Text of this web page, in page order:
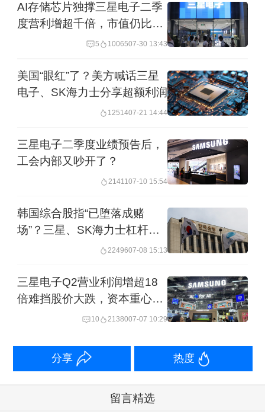
AI存储芯片独撑三星电子二季
度营利增超千倍，市值仍比峰
5 1006507-30 13:43
美国“眼红”了？美方喊话三星
电子、SK海力士分享超额利润
1251407-21 14:44
三星电子二季度业绩预告后，
工会内部又吵开了？
2141107-10 15:54
韩国综合股指“已堕落成赌
场”？三星、SK海力士杠杆
2249607-08 15:13
三星电子Q2营业利润增超18
倍难挡股价大跌，资本重心或
10 2138007-07 10:29
分享 热度
留言精选